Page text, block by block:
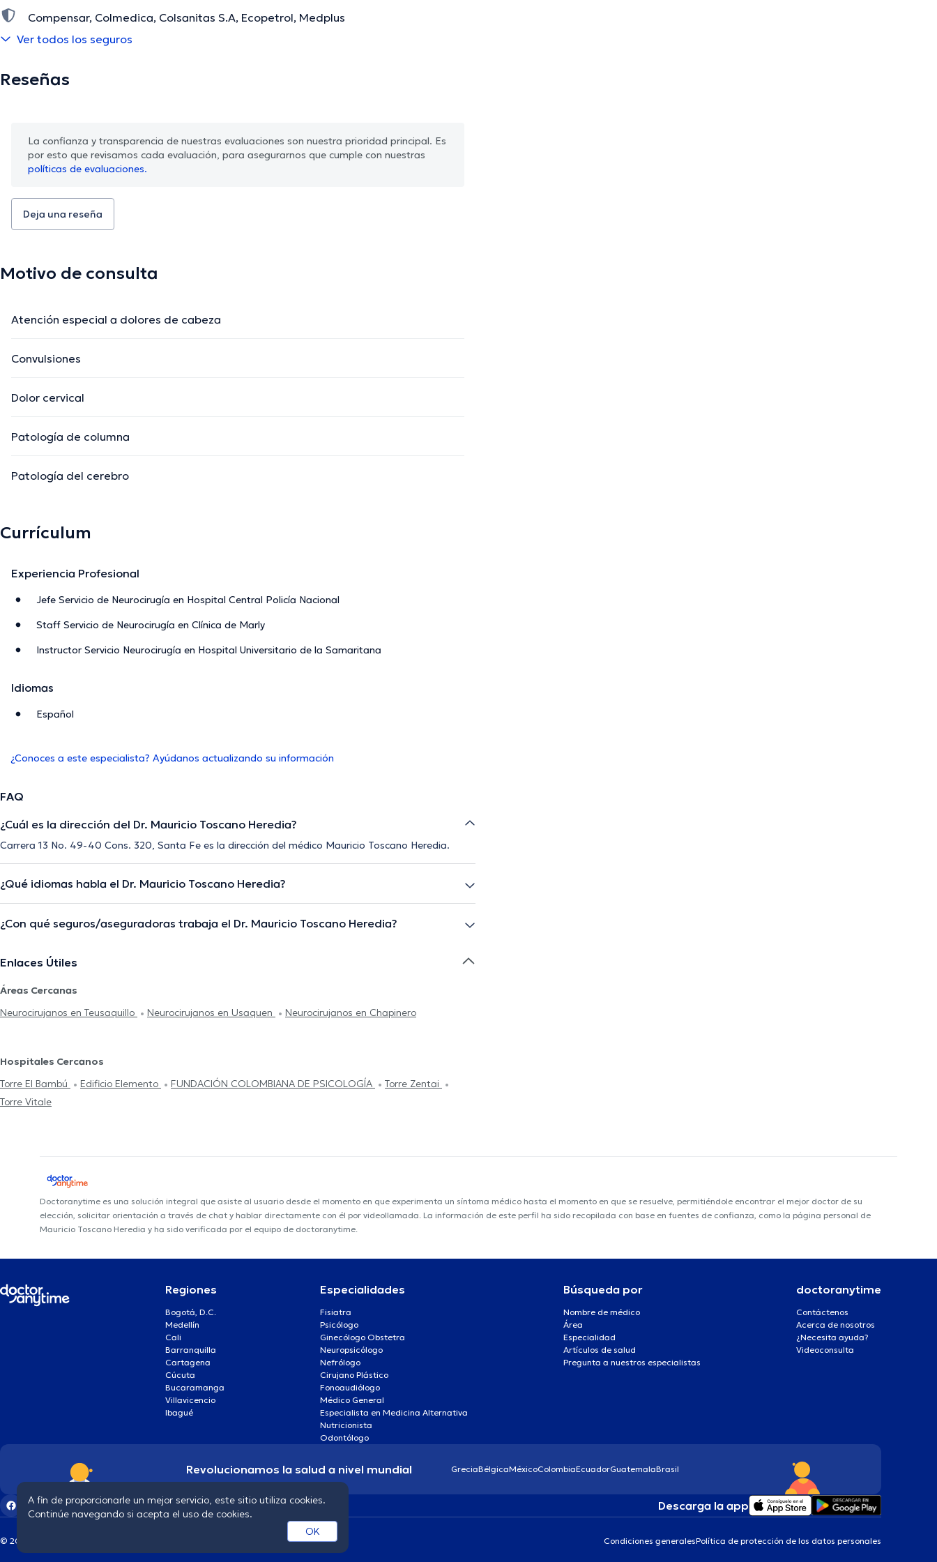
Compensar, Colmedica, Colsanitas S.A, Ecopetrol, Medplus
Famisanar Pac, Liberty, Seguros Bolívar
Ver todos los seguros
Reseñas
La confianza y transparencia de nuestras evaluaciones son nuestra prioridad principal. Es
por esto que revisamos cada evaluación, para asegurarnos que cumple con nuestras
políticas de evaluaciones.
Deja una reseña
Motivo de consulta
Atención especial a dolores de cabeza
Convulsiones
Dolor cervical
Patología de columna
Patología del cerebro
Currículum
Experiencia Profesional
Jefe Servicio de Neurocirugía en Hospital Central Policía Nacional
Staff Servicio de Neurocirugía en Clínica de Marly
Instructor Servicio Neurocirugía en Hospital Universitario de la Samaritana
Idiomas
Español
¿Conoces a este especialista? Ayúdanos actualizando su información
FAQ
¿Cuál es la dirección del Dr. Mauricio Toscano Heredia?
Carrera 13 No. 49-40 Cons. 320, Santa Fe es la dirección del médico Mauricio Toscano Heredia.
¿Qué idiomas habla el Dr. Mauricio Toscano Heredia?
¿Con qué seguros/aseguradoras trabaja el Dr. Mauricio Toscano Heredia?
Enlaces Útiles
Áreas Cercanas
Neurocirujanos en Teusaquillo
Neurocirujanos en Usaquen Neurocirujanos en Chapinero
Hospitales Cercanos
Torre El Bambú
Edificio Elemento FUNDACIÓN COLOMBIANA DE PSICOLOGÍA
Torre Zentai
Torre Vitale
Doctoranytime es una solución integral que asiste al usuario desde el momento en que experimenta un síntoma médico hasta el momento en que se resuelve, permitiéndole encontrar el mejor doctor de su
elección, solicitar orientación a través de chat y hablar directamente con él por videollamada. La información de este perfil ha sido recopilada con base en fuentes de confianza, como la página personal de
Mauricio Toscano Heredia y ha sido verificada por el equipo de doctoranytime.
Regiones
Bogotá, D.C.
Medellín
Cali
Barranquilla
Cartagena
Cúcuta
Bucaramanga
Villavicencio
Ibagué
Especialidades
Fisiatra
Psicólogo
Ginecólogo Obstetra
Neuropsicólogo
Nefrólogo
Cirujano Plástico
Fonoaudiólogo
Médico General
Especialista en Medicina Alternativa
Nutricionista
Odontólogo
Búsqueda por
Nombre de médico
Área
Especialidad
Artículos de salud
Pregunta a nuestros especialistas
doctoranytime
Contáctenos
Acerca de nosotros
¿Necesita ayuda?
Videoconsulta
Revolucionamos la salud a nivel mundial GreciaBélgicaMéxicoColombiaEcuadorGuatemalaBrasil
Descarga la app
Condiciones generalesPolítica de protección de los datos personales
© 2026 doctoranytime
A fin de proporcionarle un mejor servicio, este sitio utiliza cookies.
Continúe navegando si acepta el uso de cookies.
OK